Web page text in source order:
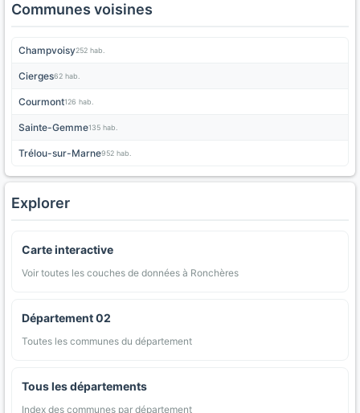
Communes voisines
Champvoisy252 hab.
Cierges62 hab.
Courmont126 hab.
Sainte-Gemme135 hab.
Trélou-sur-Marne952 hab.
Explorer
Carte interactive
Voir toutes les couches de données à Ronchères
Département 02
Toutes les communes du département
Tous les départements
Index des communes par département